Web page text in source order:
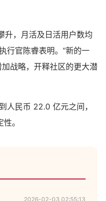
升，月活及日活用户数均
行官陈睿表明。“新的一
战略，开释社区的更大潜
人民币 22.0 亿元之间，
。
2026-02-03 02:55:13